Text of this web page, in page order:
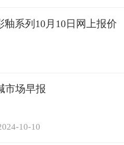
釉系列10月10日网上报价
市场早报
10-10